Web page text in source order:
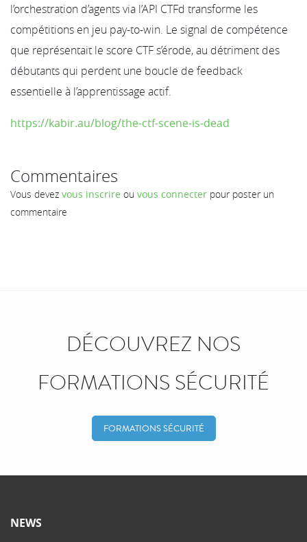
l’orchestration d’agents via l’API CTFd transforme les
compétitions en jeu pay-to-win. Le signal de compétence
que représentait le score CTF s’érode, au détriment des
débutants qui perdent une boucle de feedback
essentielle à l’apprentissage actif.
https://kabir.au/blog/the-ctf-scene-is-dead
Commentaires
Vous devez vous inscrire ou vous connecter pour poster un
commentaire
DÉCOUVREZ NOS
FORMATIONS SÉCURITÉ
FORMATIONS SÉCURITÉ
NEWS